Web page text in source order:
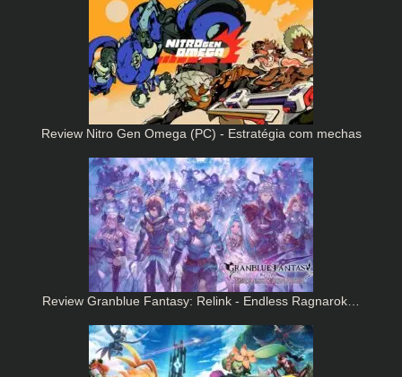
Review Nitro Gen Omega (PC) - Estratégia com mechas
Review Granblue Fantasy: Relink - Endless Ragnarok…